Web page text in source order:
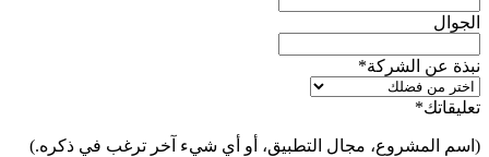
الجوال
نبذة عن الشركة*
تعليقاتك*
(اسم المشروع، مجال التطبيق، أو أي شيء آخر ترغب في ذكره.)